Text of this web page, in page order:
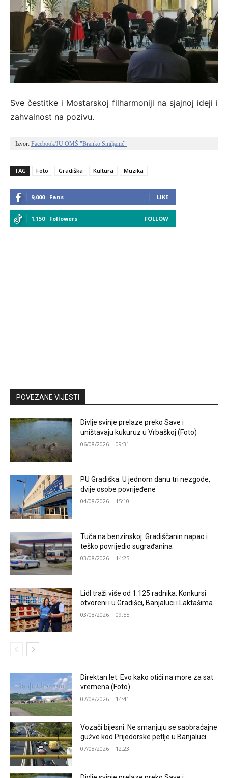
Sve čestitke i Mostarskoj filharmoniji na sjajnoj ideji i
zahvalnost na pozivu.
Izvor: Facebook/JU OMŠ "Branko Smiljanić"
TAG Foto Gradiška Kultura Muzika
9,000 Fans LIKE
1,150 Followers FOLLOW
POVEZANE VIJESTI
Divlje svinje prelaze preko Save i
uništavaju kukuruz u Vrbaškoj (Foto)
06/08/2026 | 09:31
PU Gradiška: U jednom danu tri nezgode,
dvije osobe povrijeđene
04/08/2026 | 15:10
Tuča na benzinskoj: Gradiščanin napao i
teško povrijedio sugrađanina
03/08/2026 | 14:25
Lidl traži više od 1.125 radnika: Konkursi
otvoreni i u Gradišci, Banjaluci i Laktašima
03/08/2026 | 09:55
Direktan let: Evo kako otići na more za sat
vremena (Foto)
07/08/2026 | 14:41
Vozači bijesni: Ne smanjuju se saobraćajne
gužve kod Prijedorske petlje u Banjaluci
07/08/2026 | 12:23